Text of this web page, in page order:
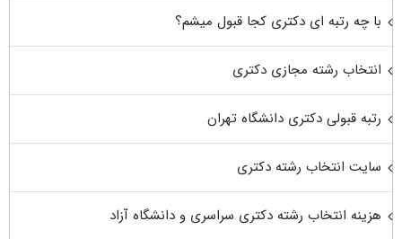
با چه رتبه ای دکتری کجا قبول میشم؟
انتخاب رشته مجازی دکتری
رتبه قبولی دکتری دانشگاه تهران
سایت انتخاب رشته دکتری
هزینه انتخاب رشته دکتری سراسری و دانشگاه آزاد